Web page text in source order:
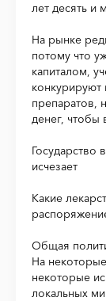
лет десять и
На рынке
потому что
капиталом,
препаратов,
денег, чтобы
Государство
исчезает
Какие
Общая
На
некоторые
локальных